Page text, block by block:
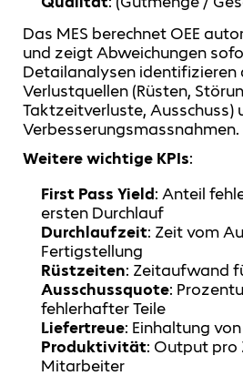
Das MES berechnet OEE
und zeigt Abweichungen
Detailanalysen identifizieren
Verlustquellen (Rüsten,
Taktzeitverluste, Ausschuss)
Verbesserungsmassnahmen.
Weitere wichtige KPIs:
First Pass Yield: Anteil
ersten Durchlauf
Durchlaufzeit: Zeit vom
Fertigstellung
Rüstzeiten: Zeitaufwand
Ausschussquote:
fehlerhafter Teile
Liefertreue: Einhaltung
Produktivität: Output pro
Mitarbeiter